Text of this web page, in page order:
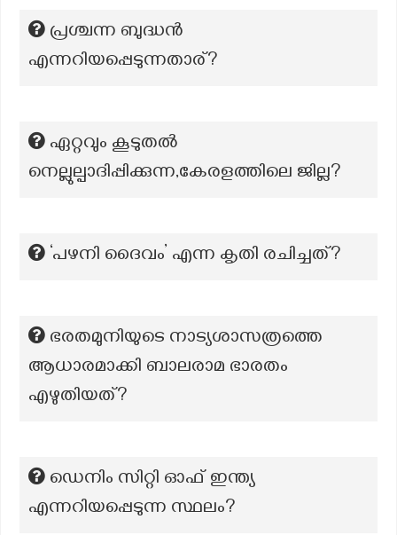
പ്രശ്ചന്ന ബുദ്ധൻ
എന്നറിയപ്പെടുന്നതാര്?
ഏറ്റവും കൂടുതൽ
നെല്ലുല്പാദിപ്പിക്കുന്ന,കേരളത്തിലെ ജില്ല?
‘പഴനി ദൈവം’ എന്ന കൃതി രചിച്ചത്?
ഭരതമുനിയുടെ നാട്യശാസത്രത്തെ
ആധാരമാക്കി ബാലരാമ ഭാരതം
എഴുതിയത്?
ഡെനിം സിറ്റി ഓഫ് ഇന്ത്യ
എന്നറിയപ്പെടുന്ന സ്ഥലം?